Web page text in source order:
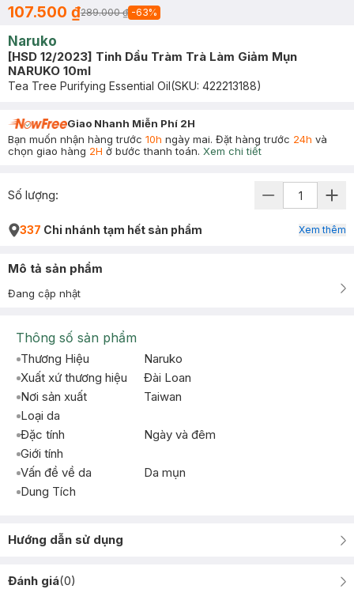
107.500 ₫289.000 ₫ -63%
Naruko
[HSD 12/2023] Tinh Dầu Tràm Trà Làm Giảm Mụn
NARUKO 10ml
Tea Tree Purifying Essential Oil(SKU: 422213188)
Giao Nhanh Miễn Phí 2H
Bạn muốn nhận hàng trước 10h ngày mai. Đặt hàng trước 24h và
chọn giao hàng 2H ở bước thanh toán. Xem chi tiết
Số lượng:
337 Chi nhánh tạm hết sản phẩm Xem thêm
Mô tả sản phẩm
Đang cập nhật
Thông số sản phẩm
Thương Hiệu
Naruko
Xuất xứ thương hiệu
Đài Loan
Nơi sản xuất
Taiwan
Loại da
Đặc tính
Ngày và đêm
Giới tính
Vấn đề về da
Da mụn
Dung Tích
Hướng dẫn sử dụng
Đánh giá(0)